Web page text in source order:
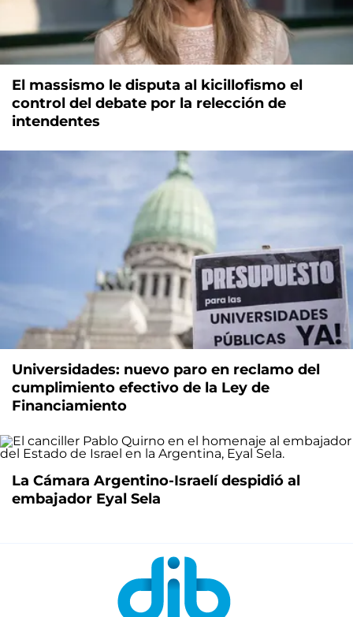
El massismo le disputa al kicillofismo el
control del debate por la relección de
intendentes
Universidades: nuevo paro en reclamo del
cumplimiento efectivo de la Ley de
Financiamiento
La Cámara Argentino-Israelí despidió al
embajador Eyal Sela